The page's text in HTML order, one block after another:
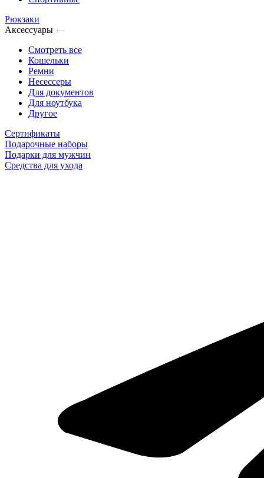
Рюкзаки
Аксессуары
Смотреть все
Кошельки
Ремни
Несессеры
Для документов
Для ноутбука
Другое
Сертификаты
Подарочные наборы
Подарки для мужчин
Средства для ухода